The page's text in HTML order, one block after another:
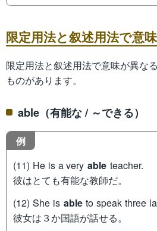
限定用法と叙述用法で意
限定用法と叙述用法で意味が異な
ものがあります。
able（有能な / ～できる）
例
(11) He is a very able teacher.
彼はとても有能な教師だ。
(12) She is able to speak three
彼女は３か国語が話せる。